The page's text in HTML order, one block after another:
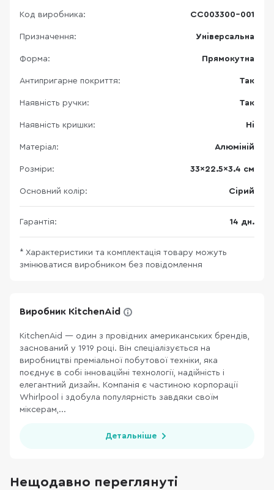
Код виробника: CC003300-001
Призначення: Універсальна
Форма: Прямокутна
Антипригарне покриття: Так
Наявність ручки: Так
Наявність кришки: Ні
Матеріал: Алюміній
Розміри: 33x22.5x3.4 см
Основний колір: Сірий
Гарантія: 14 дн.
* Характеристики та комплектація товару можуть
змінюватися виробником без повідомлення
Виробник KitchenAid
KitchenAid — один з провідних американських брендів,
заснований у 1919 році. Він спеціалізується на
виробництві преміальної побутової техніки, яка
поєднує в собі інноваційні технології, надійність і
елегантний дизайн. Компанія є частиною корпорації
Whirlpool і здобула популярність завдяки своїм
міксерам,...
Детальніше
Нещодавно переглянуті